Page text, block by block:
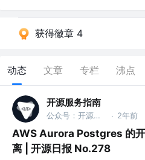
获得徽章 4
动态 文章 专栏 沸点
开源服务指南
公众号：开源服务指南 · 2年前
AWS Aurora Postgres 的
离 | 开源日报 No.278